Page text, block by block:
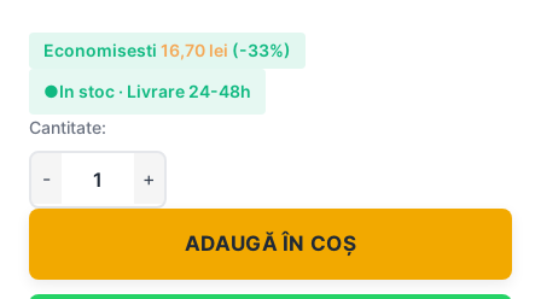
Economisesti 16,70 lei (-33%)
●In stoc · Livrare 24-48h
Cantitate:
ADAUGĂ ÎN COȘ